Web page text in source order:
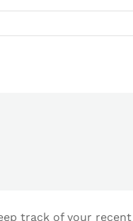
track of your